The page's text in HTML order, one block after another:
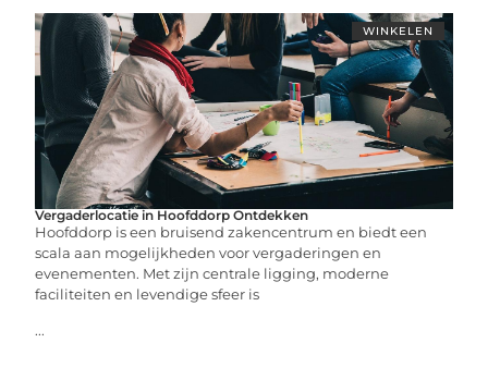
WINKELEN
Vergaderlocatie in Hoofddorp Ontdekken
Hoofddorp is een bruisend zakencentrum en biedt een
scala aan mogelijkheden voor vergaderingen en
evenementen. Met zijn centrale ligging, moderne
faciliteiten en levendige sfeer is
...